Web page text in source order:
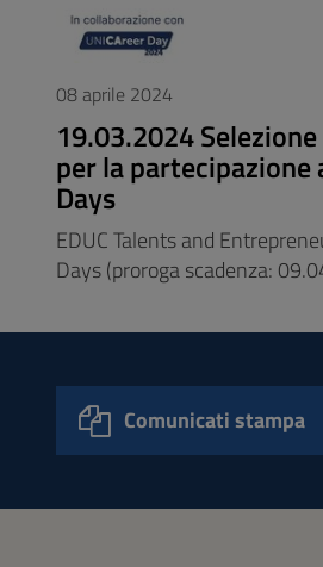
08 aprile 2024
19.03.2024
per la partecipazione
Days
EDUC Talents and
Days (proroga scadenza:
Comunicati stampa